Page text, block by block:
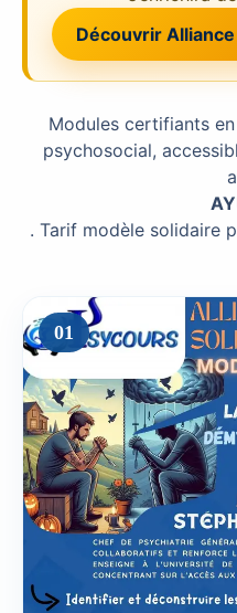
Découvrir
Modules certifiants
psychosocial,
. Tarif modèle solidaire
01